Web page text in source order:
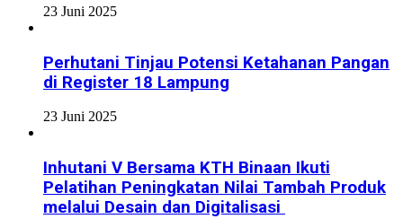
23 Juni 2025
Perhutani Tinjau Potensi Ketahanan Pangan
di Register 18 Lampung
23 Juni 2025
Inhutani V Bersama KTH Binaan Ikuti
Pelatihan Peningkatan Nilai Tambah Produk
melalui Desain dan Digitalisasi